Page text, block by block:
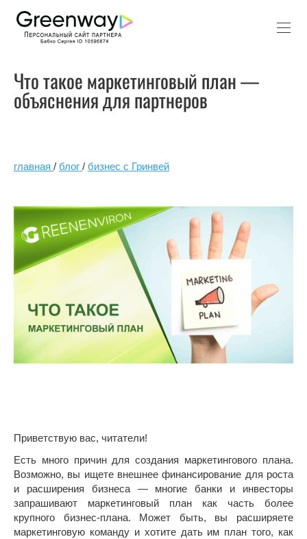
Что такое маркетинговый план —
объяснения для партнеров
главная / блог / бизнес с Гринвей
Приветствую вас, читатели!
Есть много причин для создания маркетингового плана.
Возможно, вы ищете внешнее финансирование для роста
и расширения бизнеса — многие банки и инвесторы
запрашивают маркетинговый план как часть более
крупного бизнес-плана. Может быть, вы расширяете
маркетинговую команду и хотите дать им план того, как